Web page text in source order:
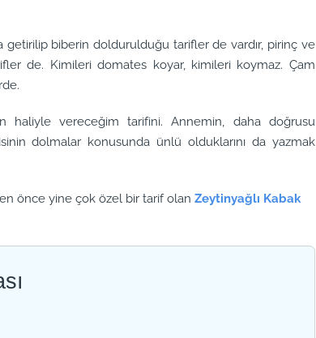
biberin doldurulduğu tarifler de vardır, pirinç ve
de. Kimileri domates koyar, kimileri koymaz. Çam
vereceğim tarifini. Annemin, daha doğrusu
dolmalar konusunda ünlü olduklarını da yazmak
önce yine çok özel bir tarif olanZeytinyağlı Kabak